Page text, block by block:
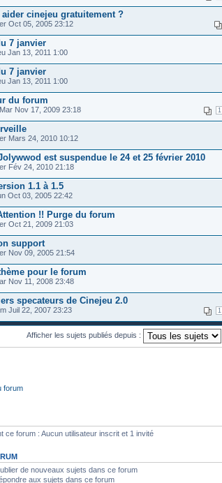
aider cinejeu gratuitement ?
Oct 05, 2005 23:12
7 janvier
Jan 13, 2011 1:00
7 janvier
Jan 13, 2011 1:00
du forum
1
Nov 17, 2009 23:18
Mars 24, 2010 10:12
est suspendue le 24 et 25 février 2010
Fév 24, 2010 21:18
1.1 à 1.5
Oct 03, 2005 22:42
!! Purge du forum
Oct 21, 2009 21:03
support
Nov 09, 2005 21:54
pour le forum
Nov 11, 2008 23:48
specateurs de Cinejeu 2.0
1
Juil 22, 2007 23:23
Afficher les sujets publiés depuis :
forum
ce forum : Aucun utilisateur inscrit et 1 invité
de nouveaux sujets dans ce forum
aux sujets dans ce forum